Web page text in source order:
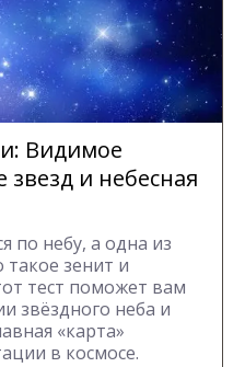
Видимое
и небесная
по небу, а одна из
такое зенит и
тест поможет вам
звёздного неба и
«карта»
в космосе.